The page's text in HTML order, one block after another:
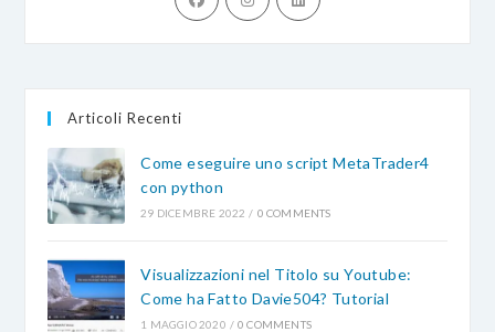
in
in
Articoli Recenti
Come eseguire uno script MetaTrader4
con python
29 DICEMBRE 2022 / 0 COMMENTS
Visualizzazioni nel Titolo su Youtube:
Come ha Fatto Davie504? Tutorial
1 MAGGIO 2020 / 0 COMMENTS